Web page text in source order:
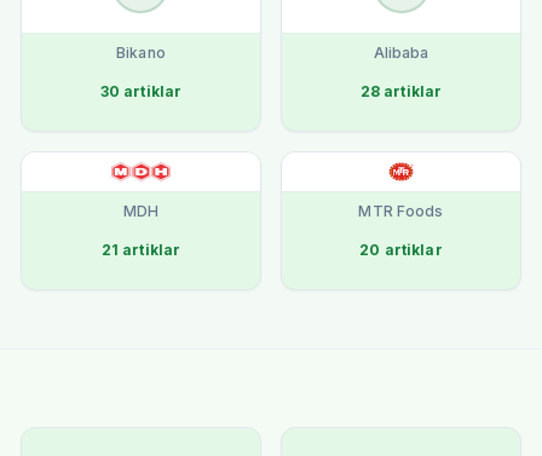
Bikano
30 artiklar
Alibaba
28 artiklar
MDH
21 artiklar
MTR Foods
20 artiklar